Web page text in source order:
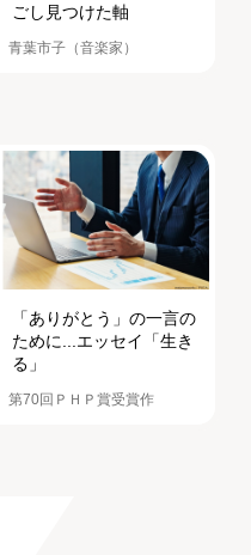
ごし見つけた軸
青葉市子（音楽家）
「ありがとう」の一言の
ために...エッセイ「生き
る」
第70回ＰＨＰ賞受賞作